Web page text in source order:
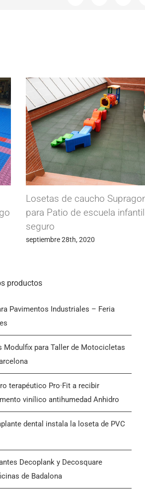
Losetas de caucho
para Patio de escuela
seguro
septiembre 28th, 2020
productos
Pavimentos Industriales – Feria
Modulfix para Taller de Motocicletas
terapéutico Pro·Fit a recibir
vinílico antihumedad Anhidro
dental instala la loseta de PVC
Decoplank y Decosquare
de Badalona